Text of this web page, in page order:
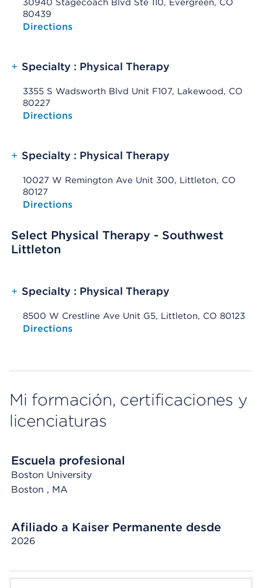
30940 Stagecoach Blvd Ste 110, Evergreen, CO
80439
Opens native map application on mobile devices
Directions
+ Specialty : Physical Therapy
3355 S Wadsworth Blvd Unit F107, Lakewood, CO
80227
Opens native map application on mobile devices
Directions
+ Specialty : Physical Therapy
10027 W Remington Ave Unit 300, Littleton, CO
80127
Opens native map application on mobile devices
Directions
Select Physical Therapy - Southwest
Littleton
+ Specialty : Physical Therapy
8500 W Crestline Ave Unit G5, Littleton, CO 80123
Opens native map application on mobile devices
Directions
Mi formación, certificaciones y
licenciaturas
Escuela profesional
Boston University
Boston , MA
Afiliado a Kaiser Permanente desde
2026